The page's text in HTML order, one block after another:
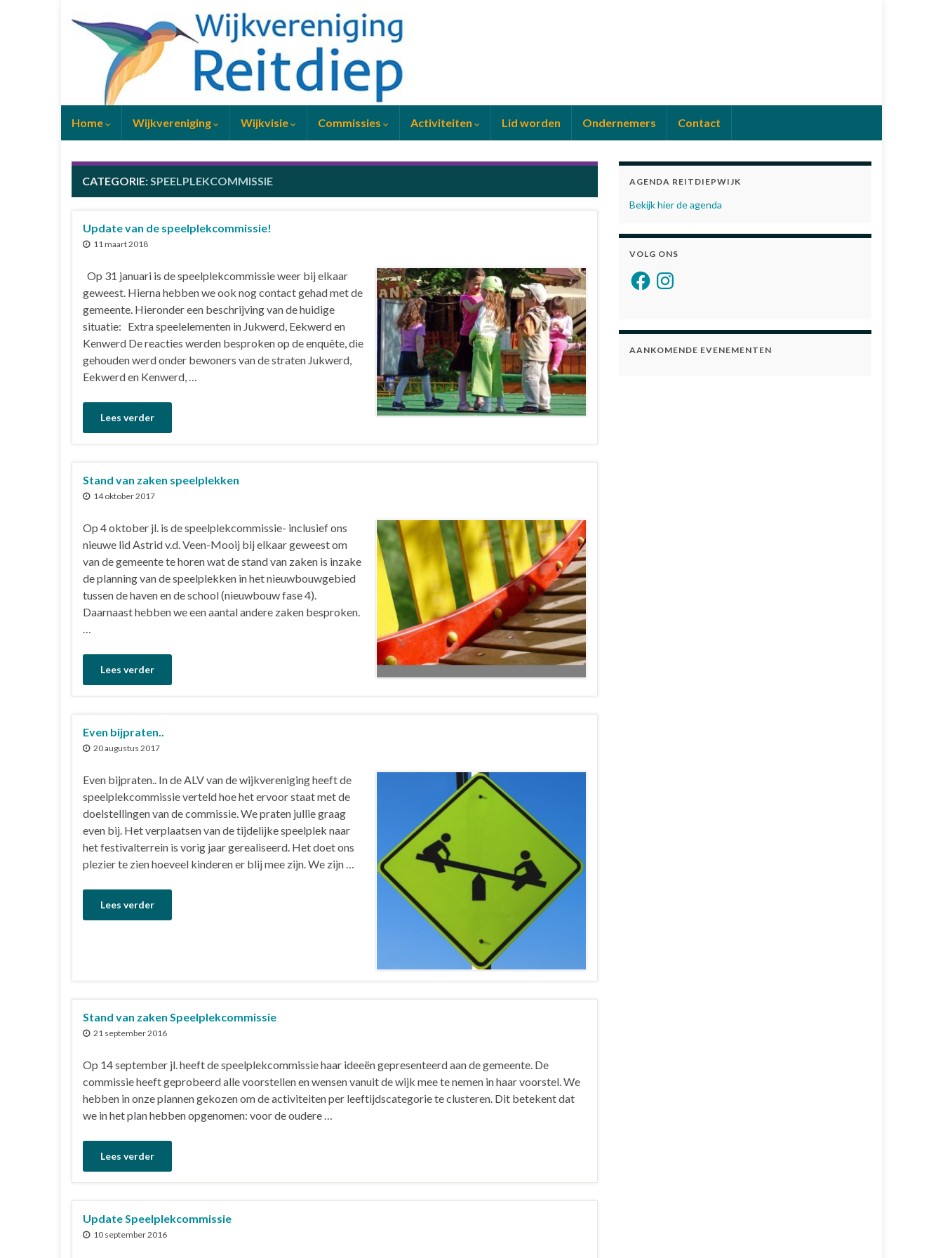
Home Wijkvereniging Wijkvisie Commissies Activiteiten Lid worden Ondernemers Contact
CATEGORIE:SPEELPLEKCOMMISSIE
Update van de speelplekcommissie!
11 maart 2018
Op 31 januari is de speelplekcommissie weer bij elkaar
geweest. Hierna hebben we ook nog contact gehad met de
gemeente. Hieronder een beschrijving van de huidige
situatie: Extra speelelementen in Jukwerd, Eekwerd en
Kenwerd De reacties werden besproken op de enquête, die
gehouden werd onder bewoners van de straten Jukwerd,
Eekwerd en Kenwerd, …
Lees verder
Stand van zaken speelplekken
14 oktober 2017
Op 4 oktober jl. is de speelplekcommissie- inclusief ons
nieuwe lid Astrid v.d. Veen-Mooij bij elkaar geweest om
van de gemeente te horen wat de stand van zaken is inzake
de planning van de speelplekken in het nieuwbouwgebied
tussen de haven en de school (nieuwbouw fase 4).
Daarnaast hebben we een aantal andere zaken besproken.
…
Lees verder
Even bijpraten..
20 augustus 2017
Even bijpraten.. In de ALV van de wijkvereniging heeft de
speelplekcommissie verteld hoe het ervoor staat met de
doelstellingen van de commissie. We praten jullie graag
even bij. Het verplaatsen van de tijdelijke speelplek naar
het festivalterrein is vorig jaar gerealiseerd. Het doet ons
plezier te zien hoeveel kinderen er blij mee zijn. We zijn …
Lees verder
Stand van zaken Speelplekcommissie
21 september 2016
Op 14 september jl. heeft de speelplekcommissie haar ideeën gepresenteerd aan de gemeente. De
commissie heeft geprobeerd alle voorstellen en wensen vanuit de wijk mee te nemen in haar voorstel. We
hebben in onze plannen gekozen om de activiteiten per leeftijdscategorie te clusteren. Dit betekent dat
we in het plan hebben opgenomen: voor de oudere …
Lees verder
Update Speelplekcommissie
10 september 2016
AGENDA REITDIEPWIJK
Bekijk hier de agenda
VOLG ONS
FacebookInstagram
AANKOMENDE EVENEMENTEN